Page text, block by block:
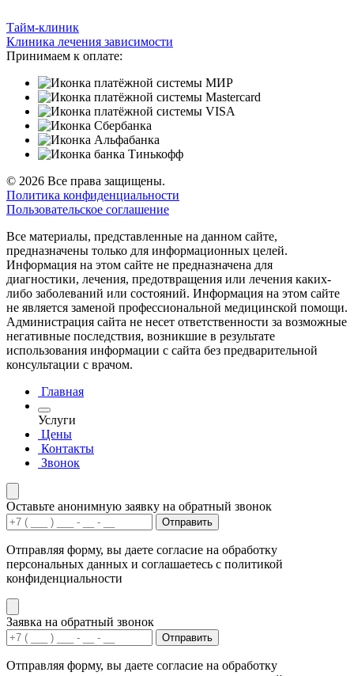
Тайм-клиник
Клиника лечения зависимости
Принимаем к оплате:
© 2026 Все права защищены.
Политика конфиденциальности
Пользовательское соглашение
Все материалы, представленные на данном сайте,
предназначены только для информационных целей.
Информация на этом сайте не предназначена для
диагностики, лечения, предотвращения или лечения каких-
либо заболеваний или состояний. Информация на этом сайте
не является заменой профессиональной медицинской помощи.
Администрация сайта не несет ответственности за возможные
негативные последствия, возникшие в результате
использования информации с сайта без предварительной
консультации с врачом.
Главная
Услуги
Цены
Контакты
Звонок
Оставьте анонимную заявку на обратный звонок
Отправить
Отправляя форму, вы даете согласие на обработку
персональных данных и соглашаетесь с политикой
конфиденциальности
Заявка на обратный звонок
Отправить
Отправляя форму, вы даете согласие на обработку